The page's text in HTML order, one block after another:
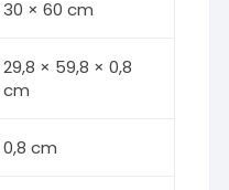
30 × 60 cm
29,8 × 59,8 × 0,8
cm
0,8 cm